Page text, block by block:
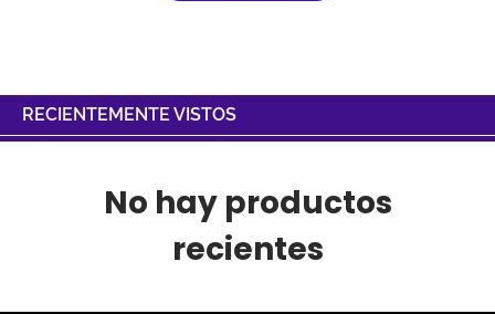
RECIENTEMENTE VISTOS
No hay productos
recientes